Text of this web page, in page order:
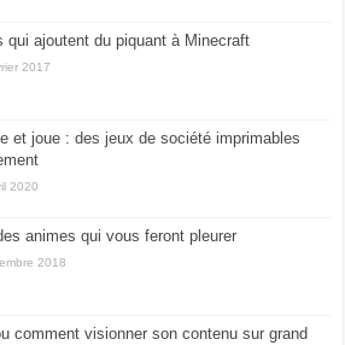
qui ajoutent du piquant à Minecraft
2017
et joue : des jeux de société imprimables
2020
animes qui vous feront pleurer
2018
comment visionner son contenu sur grand